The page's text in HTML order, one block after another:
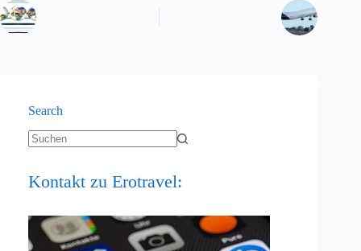
Search
Kontakt zu Erotravel: